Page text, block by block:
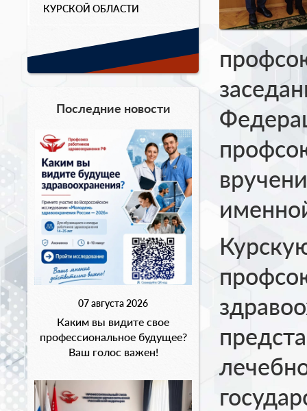
КУРСКОЙ ОБЛАСТИ
Последние новости
07 августа 2026
Каким вы видите свое
профессиональное будущее?
Ваш голос важен!